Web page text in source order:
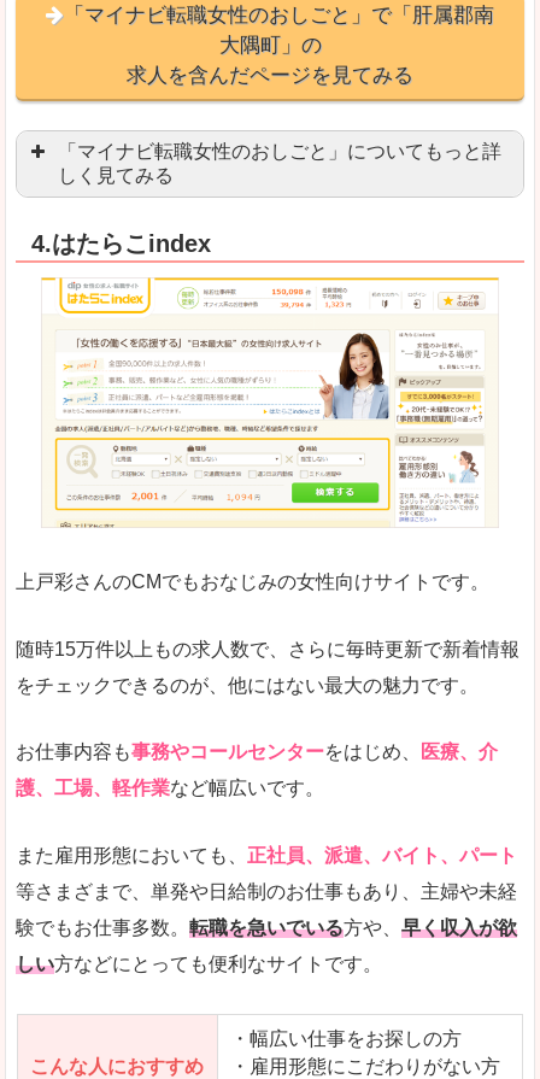
「マイナビ転職女性のおしごと」で「肝属郡南
大隅町」の
求人を含んだページを見てみる
「マイナビ転職女性のおしごと」についてもっと詳
しく見てみる
良いところ
「自分のペースで働きたい」「キャリアアップ」
はじめての転職についてのお役立ち情報が満載で
悪いところ
求人の掲載が少し見づらい印象があります。求人
給与が見た目ですぐにわからないことが多いです
詳しい説明 サイト内の検索の人気ワードで英語や中国語など
人気度 普通のマイナビの方を使っている方が多く、女
さまざまな検索機能が充実しており、条件面やこ
ただし、求人情報が少し見づらいです。
「マイナビ転職女性のおしごと」で「肝属郡南
大隅町」の
求人を含んだページを見てみる
4.はたらこindex
上戸彩さんのCMでもおなじみの女性向けサイトです。
随時15万件以上もの求人数で、さらに毎時更新で新着情報
をチェックできるのが、他にはない最大の魅力です。
お仕事内容も事務やコールセンターをはじめ、
医療、介
護、工場、軽作業など幅広いです。
また雇用形態においても、 正社員、派遣、バイト、パート
等さまざまで、単発や日給制のお仕事もあり、主婦や未経
験でもお仕事多数。 転職を急いでいる方や、 早く収入が欲
しい方などにとっても便利なサイトです。
こんな人におすすめ
・幅広い仕事をお探しの方
・雇用形態にこだわりがない方